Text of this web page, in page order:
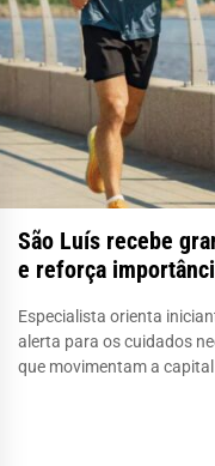
São Luís recebe
e reforça
Especialista orienta
alerta para os cuidados
que movimentam a